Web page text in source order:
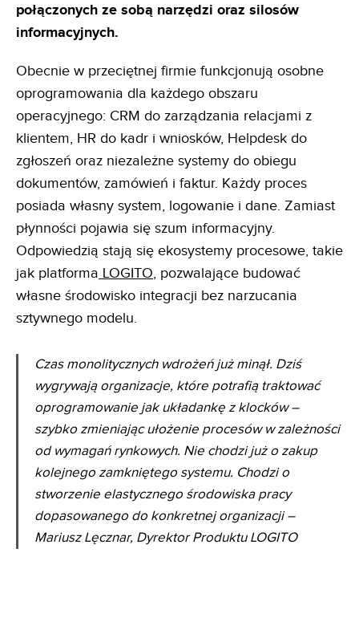
połączonych ze sobą narzędzi oraz silosów
informacyjnych.
Obecnie w przeciętnej firmie funkcjonują osobne
oprogramowania dla każdego obszaru
operacyjnego: CRM do zarządzania relacjami z
klientem, HR do kadr i wniosków, Helpdesk do
zgłoszeń oraz niezależne systemy do obiegu
dokumentów, zamówień i faktur. Każdy proces
posiada własny system, logowanie i dane. Zamiast
płynności pojawia się szum informacyjny.
Odpowiedzią stają się ekosystemy procesowe, takie
jak platforma LOGITO, pozwalające budować
własne środowisko integracji bez narzucania
sztywnego modelu.
Czas monolitycznych wdrożeń już minął. Dziś
wygrywają organizacje, które potrafią traktować
oprogramowanie jak układankę z klocków –
szybko zmieniając ułożenie procesów w zależności
od wymagań rynkowych. Nie chodzi już o zakup
kolejnego zamkniętego systemu. Chodzi o
stworzenie elastycznego środowiska pracy
dopasowanego do konkretnej organizacji –
Mariusz Lęcznar, Dyrektor Produktu LOGITO